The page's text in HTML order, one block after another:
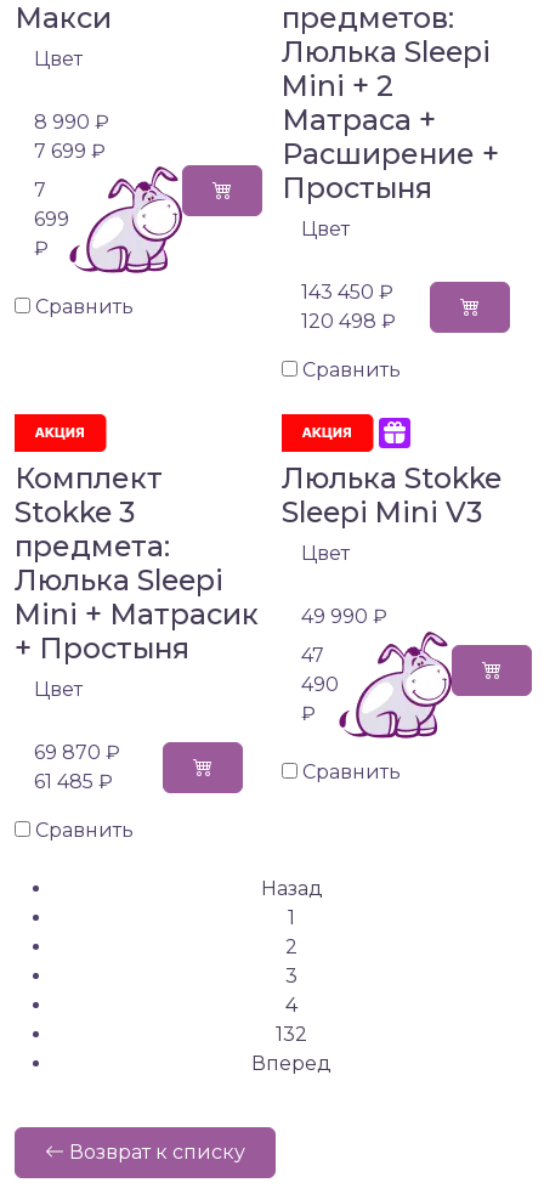
Макси
Цвет
8 990 ₽
7 699 ₽
7
699
₽
Сравнить
предметов:
Люлька Sleepi
Mini + 2
Матраса +
Расширение +
Простыня
Цвет
143 450 ₽
120 498 ₽
Сравнить
Комплект
Stokke 3
предмета:
Люлька Sleepi
Mini + Матрасик
+ Простыня
Цвет
69 870 ₽
61 485 ₽
Сравнить
Люлька Stokke
Sleepi Mini V3
Цвет
49 990 ₽
47
490
₽
Сравнить
Назад
1
2
3
4
132
Вперед
Возврат к списку